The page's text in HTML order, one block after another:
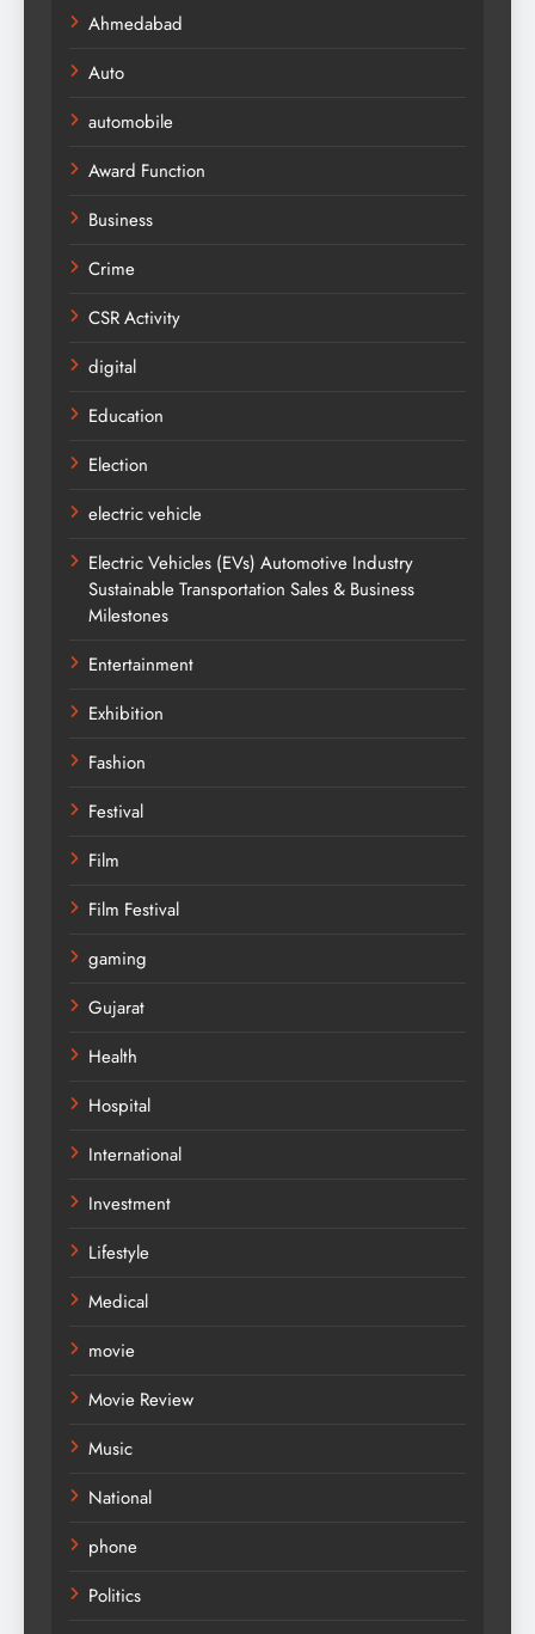
Ahmedabad
Auto
automobile
Award Function
Business
Crime
CSR Activity
digital
Education
Election
electric vehicle
Electric Vehicles (EVs) Automotive Industry
Sustainable Transportation Sales & Business
Milestones
Entertainment
Exhibition
Fashion
Festival
Film
Film Festival
gaming
Gujarat
Health
Hospital
International
Investment
Lifestyle
Medical
movie
Movie Review
Music
National
phone
Politics